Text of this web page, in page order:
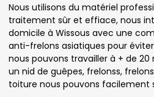
Nous utilisons du matériel
traitement sûr et effiace, nous
domicile à Wissous avec une
anti-frelons asiatiques pour
nous pouvons travailler à + de
un nid de guêpes, frelonss,
toiture nous pouvons facilement